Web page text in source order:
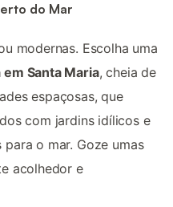
do Mar
modernas. Escolha uma
Santa Maria, cheia de
espaçosas, que
com jardins idílicos e
o mar. Goze umas
acolhedor e